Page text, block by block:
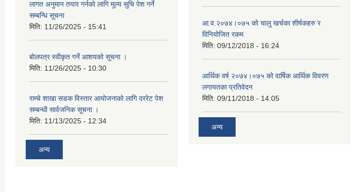
लागत अनुमान तयार गर्नकाे लागि मूल्य सुचि पेश गर्ने
सम्बन्धि सूचना
मिति: 11/26/2025 - 15:41
बोलपत्र स्वीकृत गर्ने आशयको सूचना ।
मिति: 11/26/2025 - 10:30
राम्चे शाखा सडक विस्तार आयोजनाको लागि दररेट पेश
सम्बन्धी सार्वजनिक सूचना ।
मिति: 11/13/2025 - 12:34
अन्य
आ.व.२०७४।०७५ को चालु खर्चका शीर्षकहरु र
विनियोजित रकम
मिति: 09/12/2018 - 16:24
आर्थिक वर्ष २०७४।०७५ को वार्षिक आर्थिक विवरण
लगायतका प्रतिवेदन
मिति: 09/11/2018 - 14:05
अन्य